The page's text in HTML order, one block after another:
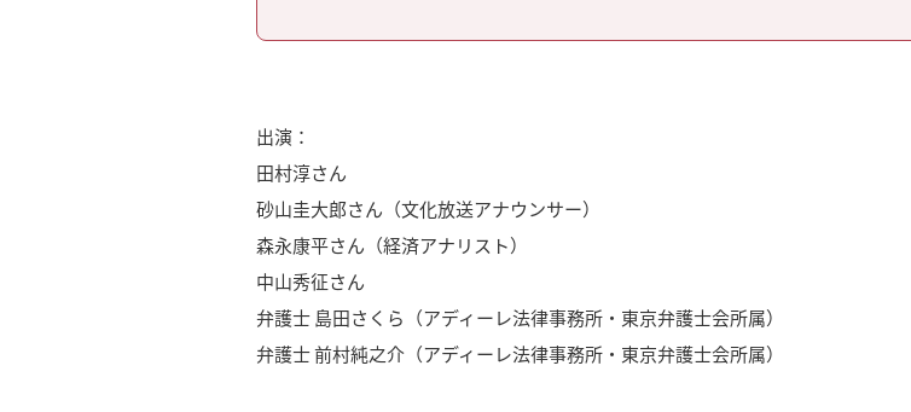
出演：
田村淳さん
砂山圭大郎さん（文化放送アナウンサー）
森永康平さん（経済アナリスト）
中山秀征さん
弁護士 島田さくら（アディーレ法律事務所・東京弁護士会所属）
弁護士 前村純之介（アディーレ法律事務所・東京弁護士会所属）